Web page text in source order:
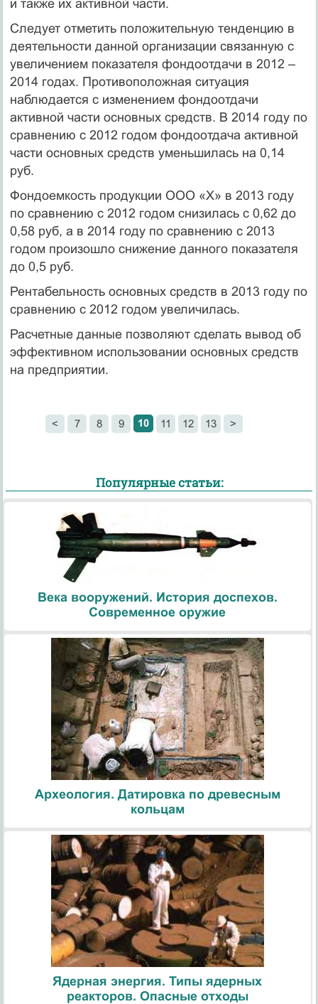
и также их активной части.
Следует отметить положительную тенденцию в
деятельности данной организации связанную с
увеличением показателя фондоотдачи в 2012 –
2014 годах. Противоположная ситуация
наблюдается с изменением фондоотдачи
активной части основных средств. В 2014 году по
сравнению с 2012 годом фондоотдача активной
части основных средств уменьшилась на 0,14
руб.
Фондоемкость продукции ООО «Х» в 2013 году
по сравнению с 2012 годом снизилась с 0,62 до
0,58 руб, а в 2014 году по сравнению с 2013
годом произошло снижение данного показателя
до 0,5 руб.
Рентабельность основных средств в 2013 году по
сравнению с 2012 годом увеличилась.
Расчетные данные позволяют сделать вывод об
эффективном использовании основных средств
на предприятии.
< 7 8 9 10 11 12 13 >
Популярные статьи:
Века вооружений. История доспехов.
Современное оружие
Археология. Датировка по древесным
кольцам
Ядерная энергия. Типы ядерных
реакторов. Опасные отходы